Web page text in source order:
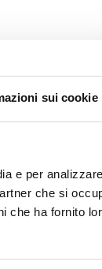
sui cookie
e per
che si
che ha fornito